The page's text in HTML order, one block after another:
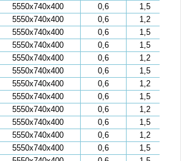
5550x740x400 0,6
1,5
5550x740x400 0,6
1,2
5550x740x400 0,6
1,5
5550x740x400 0,6
1,5
5550x740x400 0,6
1,2
5550x740x400 0,6
1,5
5550x740x400 0,6
1,2
5550x740x400 0,6
1,5
5550x740x400 0,6
1,2
5550x740x400 0,6
1,5
5550x740x400 0,6
1,2
5550x740x400 0,6
1,5